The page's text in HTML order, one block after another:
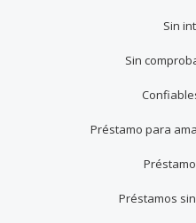
Sin
Sin
Préstamo para
Préstamos